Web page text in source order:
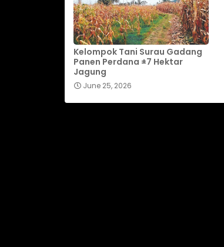
Kelompok Tani Surau Gadang
Panen Perdana ±7 Hektar
Jagung
June 25, 2026